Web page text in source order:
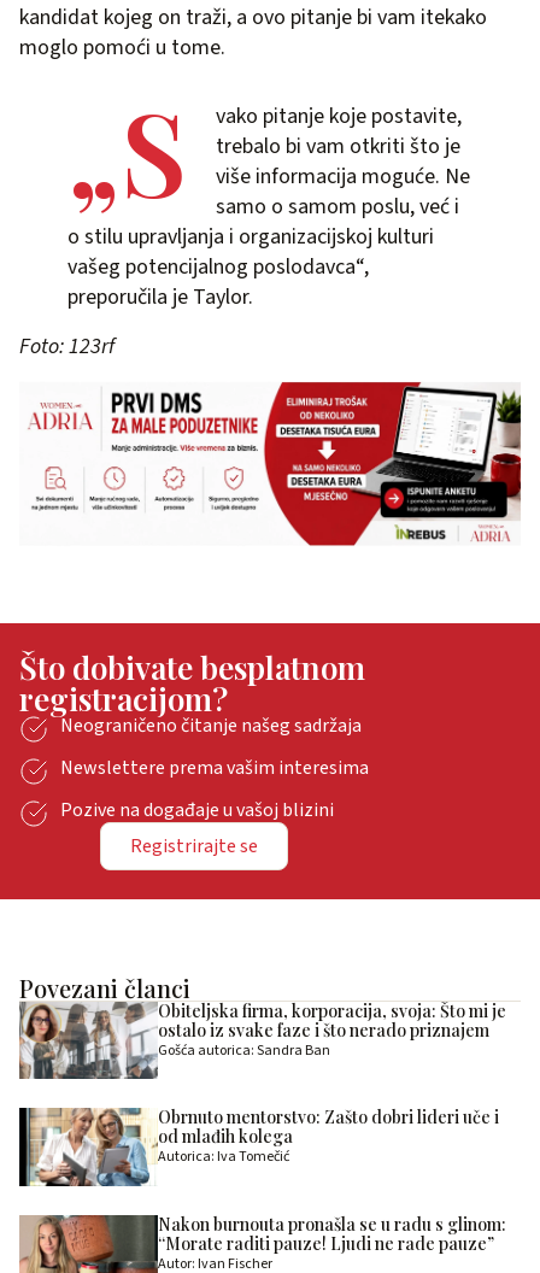
kandidat kojeg on traži, a ovo pitanje bi vam itekako
moglo pomoći u tome.
„S
vako pitanje koje postavite,
trebalo bi vam otkriti što je
više informacija moguće. Ne
samo o samom poslu, već i
o stilu upravljanja i organizacijskoj kulturi
vašeg potencijalnog poslodavca“,
preporučila je Taylor.
Foto: 123rf
Što dobivate besplatnom
registracijom?
Neograničeno čitanje našeg sadržaja
Newslettere prema vašim interesima
Pozive na događaje u vašoj blizini
Registrirajte se
Povezani članci
Obiteljska firma, korporacija, svoja: Što mi je
ostalo iz svake faze i što nerado priznajem
Gošća autorica: Sandra Ban
Obrnuto mentorstvo: Zašto dobri lideri uče i
od mlađih kolega
Autorica: Iva Tomečić
Nakon burnouta pronašla se u radu s glinom:
“Morate raditi pauze! Ljudi ne rade pauze”
Autor: Ivan Fischer